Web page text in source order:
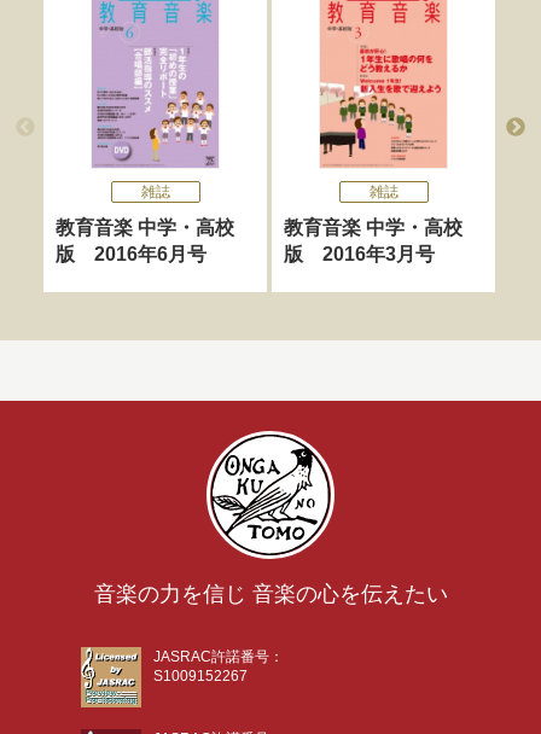
雑誌
教育音楽 中学・高校
版 2016年6月号
雑誌
教育音楽 中学・高校
版 2016年3月号
音楽の力を信じ 音楽の心を伝えたい
JASRAC許諾番号：
S1009152267